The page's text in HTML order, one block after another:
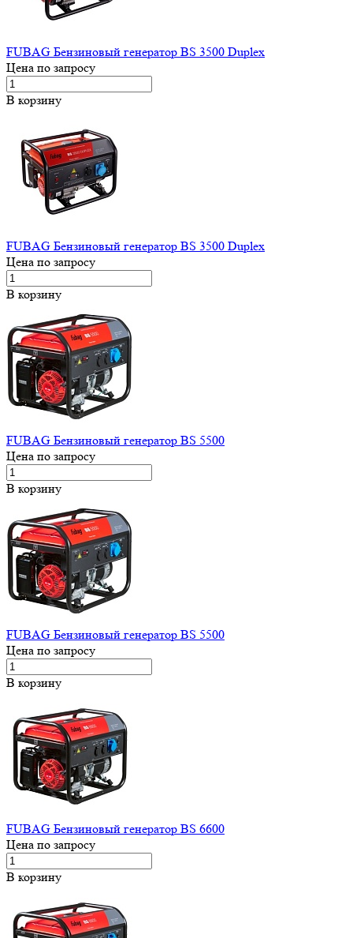
FUBAG Бензиновый генератор BS 3500 Duplex
Цена по запросу
В корзину
FUBAG Бензиновый генератор BS 3500 Duplex
Цена по запросу
В корзину
FUBAG Бензиновый генератор BS 5500
Цена по запросу
В корзину
FUBAG Бензиновый генератор BS 5500
Цена по запросу
В корзину
FUBAG Бензиновый генератор BS 6600
Цена по запросу
В корзину